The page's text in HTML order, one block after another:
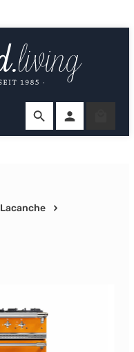
Lacanche